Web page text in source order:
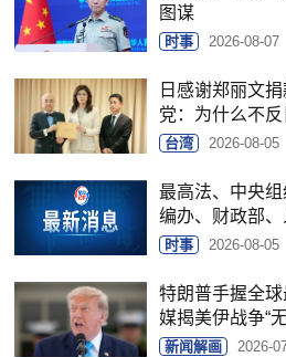
图谋
时事 2026-08-07
日感谢郑丽文
党：为什么不反
台湾 2026-08-05
最高法、中央
编办、财政部
时事 2026-08-05
特朗普手握全
媒揭美伊战争“
新闻解画 2026-